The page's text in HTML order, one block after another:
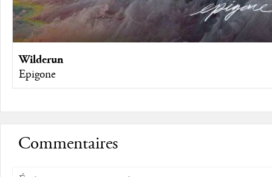
Wilderun
Epigone
Commentaires